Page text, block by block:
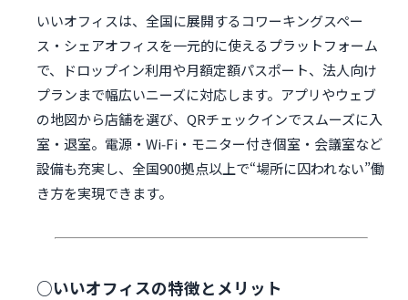
いいオフィスは、全国に展開するコワーキングスペー
ス・シェアオフィスを一元的に使えるプラットフォーム
で、ドロップイン利用や月額定額パスポート、法人向け
プランまで幅広いニーズに対応します。アプリやウェブ
の地図から店舗を選び、QRチェックインでスムーズに入
室・退室。電源・Wi‑Fi・モニター付き個室・会議室など
設備も充実し、全国900拠点以上で“場所に囚われない”働
き方を実現できます。
○いいオフィスの特徴とメリット